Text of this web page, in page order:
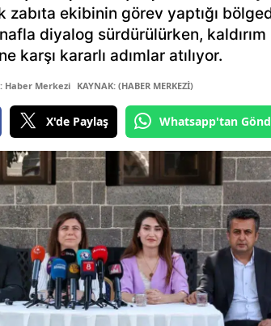
zabıta ekibinin görev yaptığı
diyalog sürdürülürken, kaldırım
kararlı adımlar atılıyor.
Haber Merkezi KAYNAK: (HABER MERKEZİ)
X'de Paylaş Whatsapp'tan